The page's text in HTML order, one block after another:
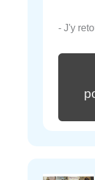
- J'y